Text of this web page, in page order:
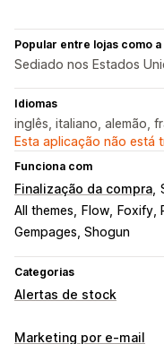
Popular entre lojas como a
Sediado nos Estados
Idiomas
inglês, italiano, alemão,
Esta aplicação não está
Funciona com
Finalização da compra
All themes
Flow
Foxify,
Gempages, Shogun
Categorias
Alertas de stock
Notificações
Marketing por e-mail